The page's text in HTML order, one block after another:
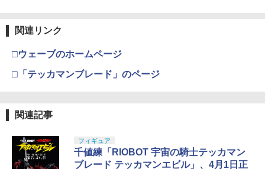
関連リンク
□ウェーブのホームページ
□「テッカマンブレード」のページ
関連記事
フィギュア
千値練「RIOBOT 宇宙の騎士テッカマン
ブレード テッカマンエビル」、4月1日正